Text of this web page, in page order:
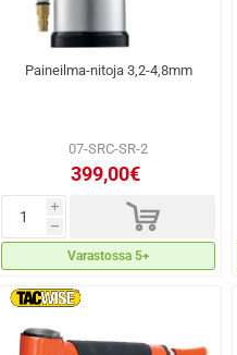
Paineilma-nitoja 3,2-4,8mm
07-SRC-SR-2
399,00€
i
h d
Varastossa 5+